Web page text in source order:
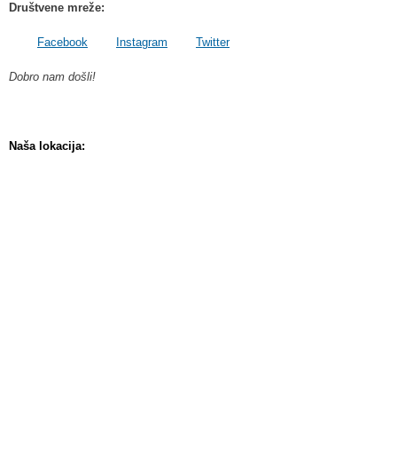
Društvene mreže:
Facebook Instagram Twitter
Dobro nam došli!
Naša lokacija: